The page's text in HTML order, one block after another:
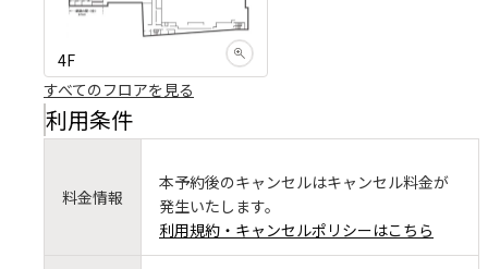
4F
すべてのフロアを見る
利用条件
料金情報
本予約後のキャンセルはキャンセル料金が
発生いたします。
利用規約・キャンセルポリシーはこちら